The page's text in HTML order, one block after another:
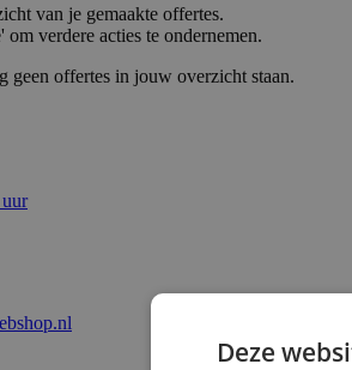
van je gemaakte offertes.
verdere acties te ondernemen.
geen offertes in jouw overzicht staan.
Deze